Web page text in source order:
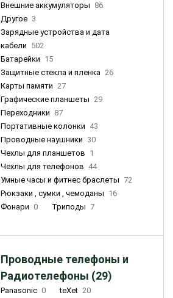
Внешние аккумуляторы 86
Другое 3
Зарядные устройства и дата
кабели 502
Батарейки 15
Защитные стекла и пленка 26
Карты памяти 27
Графические планшеты 29
Переходники 87
Портативные колонки 43
Проводные наушники 30
Чехлы для планшетов 1
Чехлы для телефонов 44
Умные часы и фитнес браслеты 72
Рюкзаки , сумки , чемоданы 16
Фонари 0 Триподы 7
Проводные телефоны и
Радиотелефоны (29)
Panasonic 0 teXet 20